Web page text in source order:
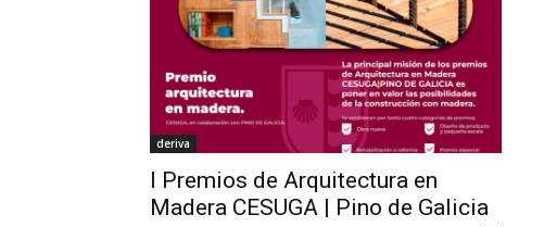
deriva
I Premios de Arquitectura en
Madera CESUGA | Pino de Galicia